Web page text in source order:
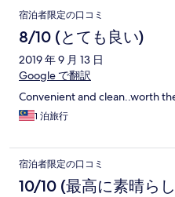
宿泊者限定の口コミ
8/10 (とても良い)
2019 年 9 月 13 日
Google で翻訳
Convenient and clean..worth
1 泊旅行
宿泊者限定の口コミ
10/10 (最高に素晴ら